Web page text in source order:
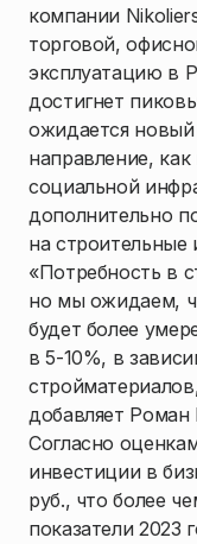
компании
торговой,
эксплуатацию в
достигнет
ожидается
направление,
социальной
дополнительно
на
«Потребность в
но мы ожидаем,
будет более
в 5-10%, в
добавляет Роман
Согласно
инвестиции в
руб., что более
показатели 2023